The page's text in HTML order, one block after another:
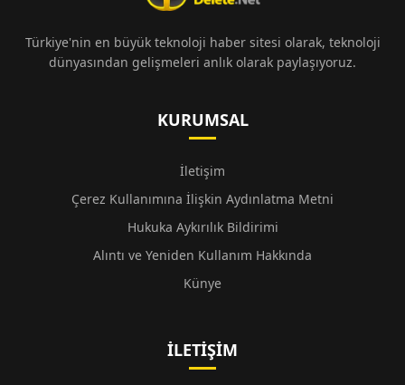
Türkiye'nin en büyük teknoloji haber sitesi olarak, teknoloji
dünyasından gelişmeleri anlık olarak paylaşıyoruz.
KURUMSAL
İletişim
Çerez Kullanımına İlişkin Aydınlatma Metni
Hukuka Aykırılık Bildirimi
Alıntı ve Yeniden Kullanım Hakkında
Künye
İLETIŞIM